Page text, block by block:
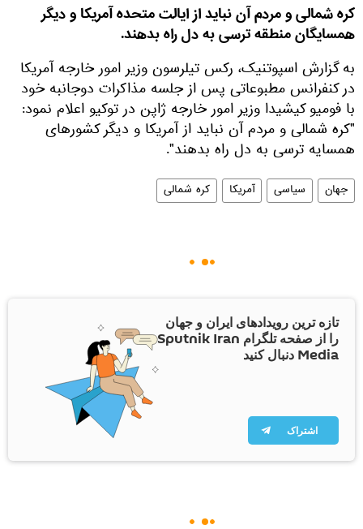
کره شمالی و مردم آن نباید از ایالت متحده آمریکا و دیگر
همسایگان منطقه ترسی به دل راه بدهند.
به گزارش اسپوتنیک، رکس تیلرسون وزیر امور خارجه آمریکا
در کنفرانس مطبوعاتی پس از جلسه مذاکرات دوجانبه خود
با فومیو کیشیدا وزیر امور خارجه ژاپن در توکیو اعلام نمود:
"کره شمالی و مردم آن نباید از آمریکا و دیگر کشورهای
همسایه ترسی به دل راه بدهند".
جهان سیاسی آمریکا کره شمالی
تازه ترین رویدادهای ایران و جهان
را از صفحه تلگرام Sputnik Iran
Media دنبال کنید
اشتراک